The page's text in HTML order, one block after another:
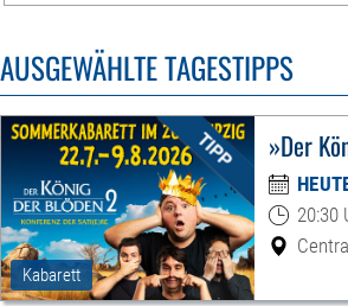
AUSGEWÄHLTE TAGESTIPPS
Kabarett
»Der
20:30